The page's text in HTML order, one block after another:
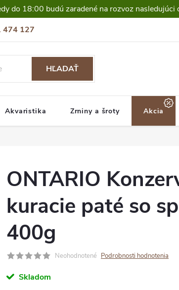
do 18:00 budú zaradené na rozvoz nasledujúci
474 127
HĽADAŤ
Akvaristika Zrniny a šroty Akcia
ONTARIO
kuracie paté so
400g
Neohodnotené Podrobnosti hodnotenia
Skladom